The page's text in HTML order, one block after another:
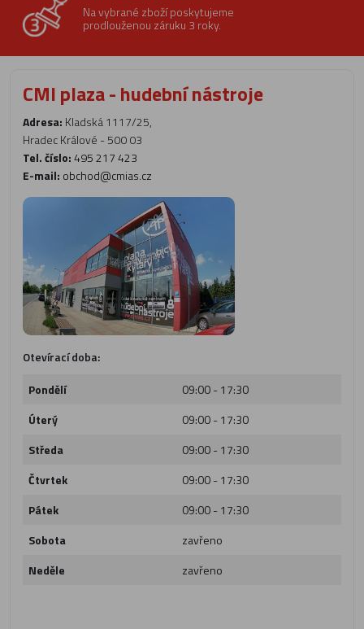
Na vybrané zboží poskytujeme
prodlouženou záruku 3 roky.
CMI plaza - hudební nástroje
Adresa: Kladská 1117/25,
Hradec Králové - 500 03
Tel. číslo:495 217 423
E-mail: obchod@cmias.cz
Otevírací doba:
Pondělí
09:00 - 17:30
Úterý
09:00 - 17:30
Středa
09:00 - 17:30
Čtvrtek
09:00 - 17:30
Pátek
09:00 - 17:30
Sobota
zavřeno
Neděle
zavřeno